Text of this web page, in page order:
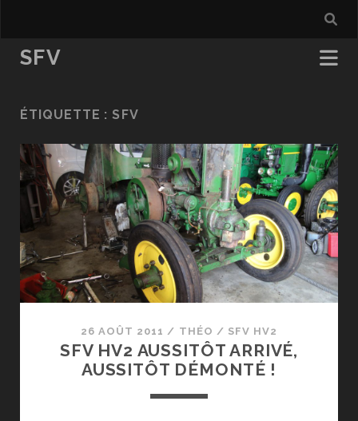
SFV
ÉTIQUETTE :SFV
26 AOÛT 2011 / THÉO / SFV HV2
SFV HV2 AUSSITÔT ARRIVÉ,
AUSSITÔT DÉMONTÉ !